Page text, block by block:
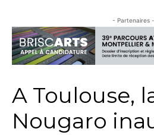
- Partenaires -
A Toulouse,
Nougaro